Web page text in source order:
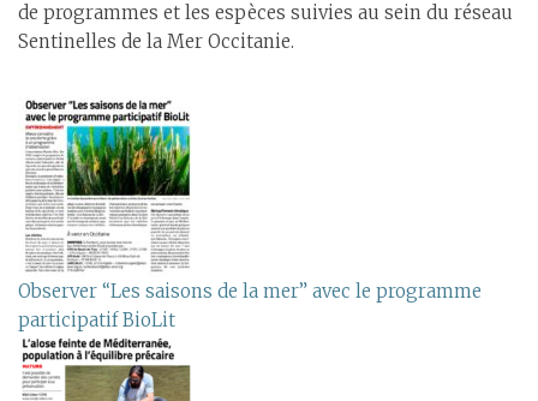
de programmes et les espèces suivies au sein du réseau
Sentinelles de la Mer Occitanie.
Observer “Les saisons de la mer” avec le programme
participatif BioLit